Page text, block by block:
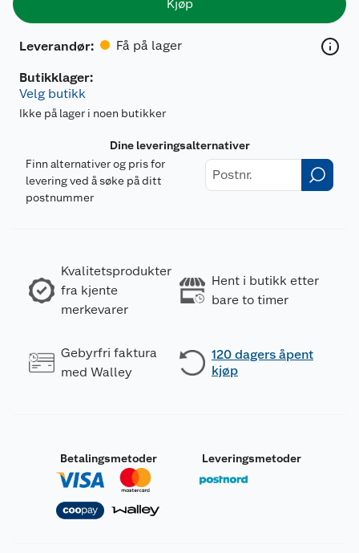
Kjøp
Leverandør: Få på lager
Butikklager:
Velg butikk
Ikke på lager i noen butikker
Dine leveringsalternativer
Finn alternativer og pris for
levering ved å søke på ditt
postnummer
Kvalitetsprodukter
fra kjente
merkevarer
Hent i butikk etter
bare to timer
Gebyrfri faktura
med Walley
120 dagers åpent
kjøp
Betalingsmetoder Leveringsmetoder